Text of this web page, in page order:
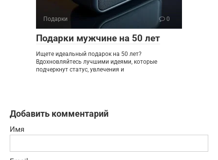
Подарки 0
Подарки мужчине на 50 лет
Ищете идеальный подарок на 50 лет?
Вдохновляйтесь лучшими идеями, которые
подчеркнут статус, увлечения и
Добавить комментарий
Имя